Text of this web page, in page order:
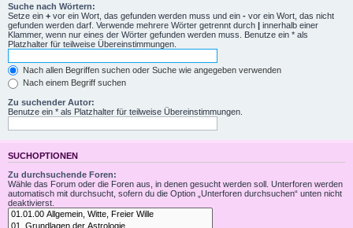
Suche nach Wörtern:
Setze ein + vor ein Wort, das gefunden werden muss und ein - vor ein Wort, das nicht
gefunden werden darf. Verwende mehrere Wörter getrennt durch | innerhalb einer
Klammer, wenn nur eines der Wörter gefunden werden muss. Benutze ein * als
Platzhalter für teilweise Übereinstimmungen.
Nach allen Begriffen suchen oder Suche wie angegeben verwenden
Nach einem Begriff suchen
Zu suchender Autor:
Benutze ein * als Platzhalter für teilweise Übereinstimmungen.
SUCHOPTIONEN
Zu durchsuchende Foren:
Wähle das Forum oder die Foren aus, in denen gesucht werden soll. Unterforen werden
automatisch mit durchsucht, sofern du die Option „Unterforen durchsuchen“ unten nicht
deaktivierst.